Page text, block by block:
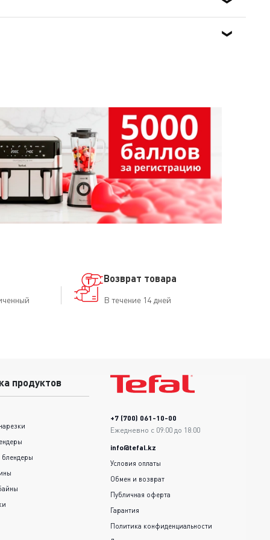
Возврат товара
В течение 14 дней
продуктов
блендеры
+7 (700) 061-10-00
Ежедневно с 09:00 до 18:00
info@tefal.kz
Условия оплаты
Обмен и возврат
Публичная оферта
Гарантия
Политика конфиденциальности